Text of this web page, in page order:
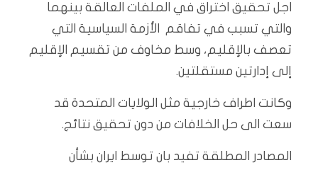
اجل تحقيق اختراق في الملفات العالقة بينهما
والتي تسبب في تفاقم الأزمة السياسية التي
تعصف بالإقليم، وسط مخاوف من تقسيم الإقليم
إلى إدارتين مستقلتين.
وكانت اطراف خارجية مثل الولايات المتحدة قد
سعت الى حل الخلافات من دون تحقيق نتائج.
المصادر المطلقة تفيد بان توسط ايران بشأن